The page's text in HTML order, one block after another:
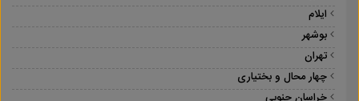
ایلام
بوشهر
تهران
چهار محال و بختیاری